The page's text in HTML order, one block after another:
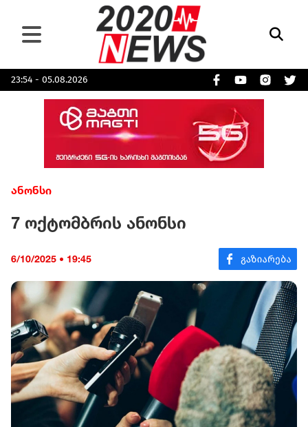
23:54 - 05.08.2026
ანონსი
7 ოქტომბრის ანონსი
6/10/2025 • 19:45